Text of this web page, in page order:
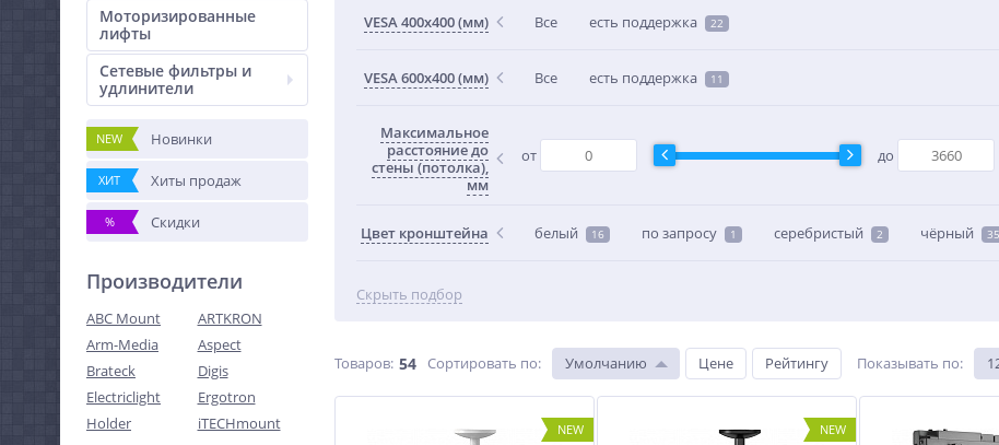
Моторизированные
лифты
Сетевые фильтры и
удлинители
NEW Новинки
ХИТ Хиты продаж
% Скидки
Производители
ABC Mount
ARTKRON
Arm-Media
Aspect
Brateck
Digis
Electriclight
Ergotron
Holder
iTECHmount
VESA 400x400 (мм) Все есть поддержка 22
VESA 600x400 (мм) Все есть поддержка 11
Максимальное
расстояние до
стены (потолка),
мм
от до
Цвет кронштейна белый 16 по запросу 1 серебристый 2 чёрный 35
Скрыть подбор
Товаров: 54 Сортировать по: Умолчанию Цене Рейтингу Показывать по:
NEW NEW